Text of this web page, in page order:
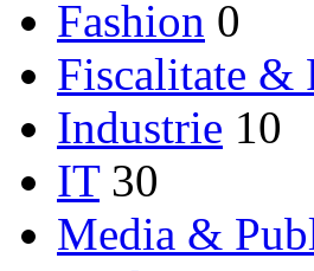
Fashion 0
Fiscalitate &
Industrie 10
IT 30
Media &